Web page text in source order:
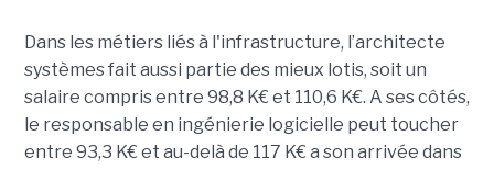
Dans les métiers liés à l'infrastructure, l’architecte
systèmes fait aussi partie des mieux lotis, soit un
salaire compris entre 98,8 K€ et 110,6 K€. A ses côtés,
le responsable en ingénierie logicielle peut toucher
entre 93,3 K€ et au-delà de 117 K€ a son arrivée dans